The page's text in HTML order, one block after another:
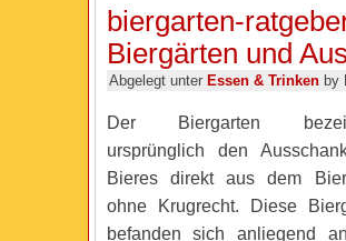
biergarten-
Biergärten und
Abgelegt unter Essen & Trinkenby
Der Biergarten
ursprünglich den
Bieres direkt aus dem
ohne Krugrecht. Diese
befanden sich anliegend